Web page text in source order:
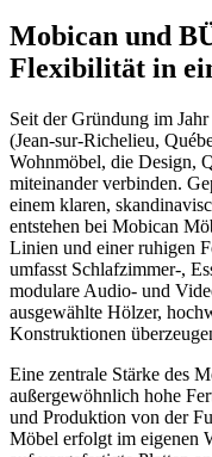
Mobican und
Flexibilität in
Seit der Gründung im
(Jean-sur-Richelieu,
Wohnmöbel, die Design,
miteinander verbinden.
einem klaren,
entstehen bei Mobican
Linien und einer ruhigen
umfasst Schlafzimmer-,
modulare Audio- und
ausgewählte Hölzer,
Konstruktionen
Eine zentrale Stärke des
außergewöhnlich hohe
und Produktion von der
Möbel erfolgt im eigenen